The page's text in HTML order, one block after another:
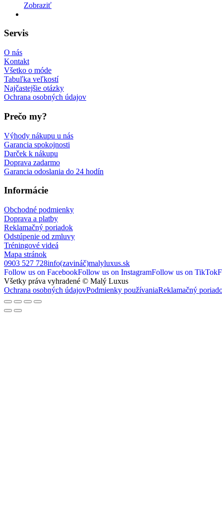
Zobraziť
Servis
O nás
Kontakt
Všetko o móde
Tabuľka veľkostí
Najčastejšie otázky
Ochrana osobných údajov
Prečo my?
Výhody nákupu u nás
Garancia spokojnosti
Darček k nákupu
Doprava zadarmo
Garancia odoslania do 24 hodín
Informácie
Obchodné podmienky
Doprava a platby
Reklamačný poriadok
Odstúpenie od zmluvy
Tréningové videá
Mapa stránok
0903 527 728info(zavináč)malyluxus.sk
Follow us on FacebookFollow us on InstagramFollow us on TikTok
Všetky práva vyhradené © Malý Luxus
Ochrana osobných údajovPodmienky používaniaReklamačný